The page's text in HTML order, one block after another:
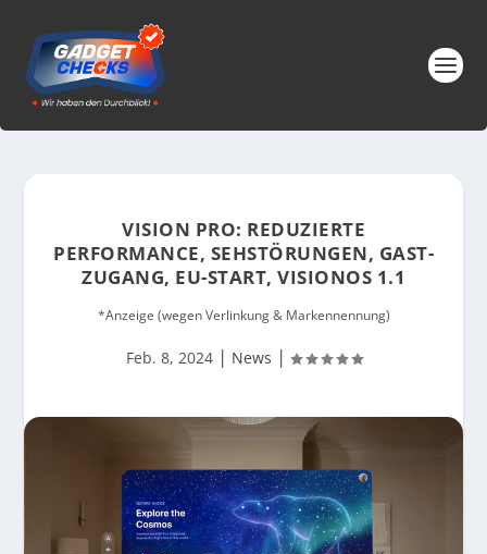
VISION PRO: REDUZIERTE
PERFORMANCE, SEHSTÖRUNGEN, GAST-
ZUGANG, EU-START, VISIONOS 1.1
*Anzeige (wegen Verlinkung & Markennennung)
Feb. 8, 2024| News |